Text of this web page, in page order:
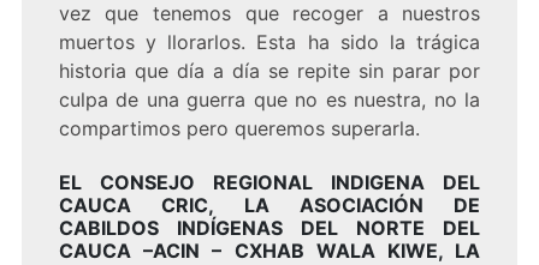
vez que tenemos que recoger a nuestros
muertos y llorarlos. Esta ha sido la trágica
historia que día a día se repite sin parar por
culpa de una guerra que no es nuestra, no la
compartimos pero queremos superarla.
EL CONSEJO REGIONAL INDIGENA DEL
CAUCA CRIC, LA ASOCIACIÓN DE
CABILDOS INDÍGENAS DEL NORTE DEL
CAUCA –ACIN – CXHAB WALA KIWE, LA